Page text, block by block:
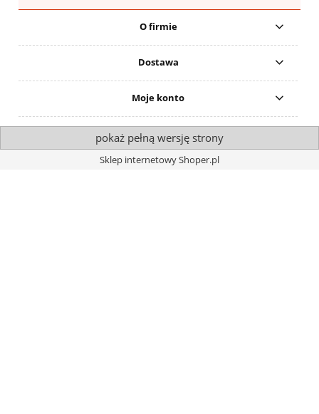
O firmie
Dostawa
Moje konto
pokaż pełną wersję strony
Sklep internetowy Shoper.pl